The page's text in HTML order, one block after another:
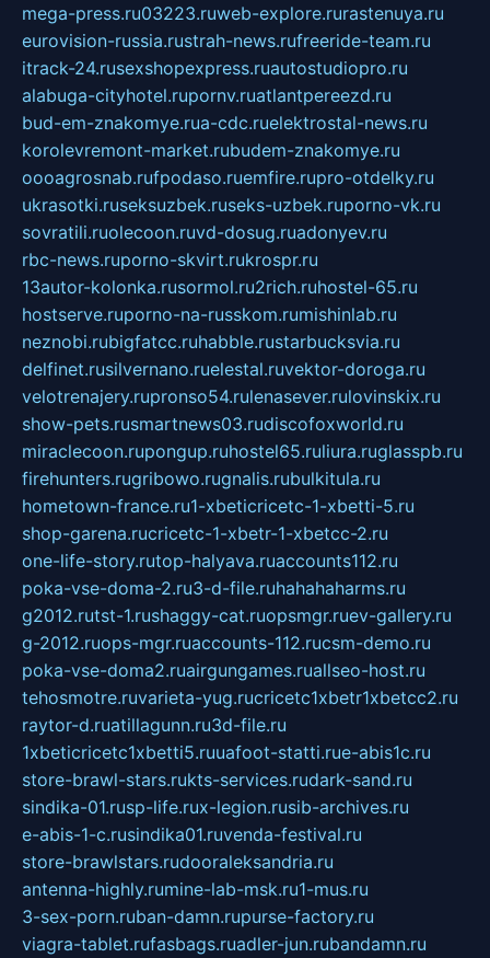
mega-press.ru03223.ruweb-explore.rurastenuya.ru
eurovision-russia.rustrah-news.rufreeride-team.ru
itrack-24.rusexshopexpress.ruautostudiopro.ru
alabuga-cityhotel.rupornv.ruatlantpereezd.ru
bud-em-znakomye.rua-cdc.ruelektrostal-news.ru
korolevremont-market.rubudem-znakomye.ru
oooagrosnab.rufpodaso.ruemfire.rupro-otdelky.ru
ukrasotki.ruseksuzbek.ruseks-uzbek.ruporno-vk.ru
sovratili.ruolecoon.ruvd-dosug.ruadonyev.ru
rbc-news.ruporno-skvirt.rukrospr.ru
13autor-kolonka.rusormol.ru2rich.ruhostel-65.ru
hostserve.ruporno-na-russkom.rumishinlab.ru
neznobi.rubigfatcc.ruhabble.rustarbucksvia.ru
delfinet.rusilvernano.ruelestal.ruvektor-doroga.ru
velotrenajery.rupronso54.rulenasever.rulovinskix.ru
show-pets.rusmartnews03.rudiscofoxworld.ru
miraclecoon.rupongup.ruhostel65.ruliura.ruglasspb.ru
firehunters.rugribowo.rugnalis.rubulkitula.ru
hometown-france.ru1-xbeticricetc-1-xbetti-5.ru
shop-garena.rucricetc-1-xbetr-1-xbetcc-2.ru
one-life-story.rutop-halyava.ruaccounts112.ru
poka-vse-doma-2.ru3-d-file.ruhahahaharms.ru
g2012.rutst-1.rushaggy-cat.ruopsmgr.ruev-gallery.ru
g-2012.ruops-mgr.ruaccounts-112.rucsm-demo.ru
poka-vse-doma2.ruairgungames.ruallseo-host.ru
tehosmotre.ruvarieta-yug.rucricetc1xbetr1xbetcc2.ru
raytor-d.ruatillagunn.ru3d-file.ru
1xbeticricetc1xbetti5.ruuafoot-statti.rue-abis1c.ru
store-brawl-stars.rukts-services.rudark-sand.ru
sindika-01.rusp-life.rux-legion.rusib-archives.ru
e-abis-1-c.rusindika01.ruvenda-festival.ru
store-brawlstars.rudooraleksandria.ru
antenna-highly.rumine-lab-msk.ru1-mus.ru
3-sex-porn.ruban-damn.rupurse-factory.ru
viagra-tablet.rufasbags.ruadler-jun.rubandamn.ru